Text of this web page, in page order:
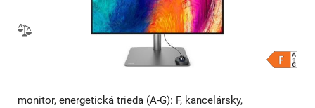
monitor, energetická trieda (A-G): F, kancelársky,